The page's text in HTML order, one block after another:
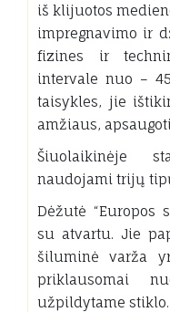
iš klijuotos
impregnavimo ir
fizines ir
intervale nuo –
taisykles, jie
amžiaus,
Šiuolaikinėje
naudojami trijų
Dėžutė “Europos
su atvartu. Jie
šiluminė varža
priklausomai
užpildytame stiklo.